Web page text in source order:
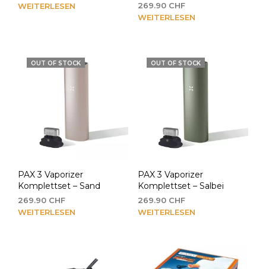
WEITERLESEN
269.90 CHF
WEITERLESEN
OUT OF STOCK
PAX 3 Vaporizer
Komplettset – Sand
269.90 CHF
WEITERLESEN
OUT OF STOCK
PAX 3 Vaporizer
Komplettset – Salbei
269.90 CHF
WEITERLESEN